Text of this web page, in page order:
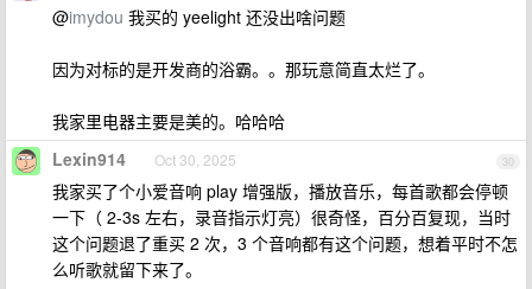
@imydou 我买的 yeelight 还没出啥问题
因为对标的是开发商的浴霸。。那玩意简直太烂了。
我家里电器主要是美的。哈哈哈
30
Lexin914 Oct 30, 2025
我家买了个小爱音响 play 增强版，播放音乐，每首歌都会停顿
一下（ 2-3s 左右，录音指示灯亮）很奇怪，百分百复现，当时
这个问题退了重买 2 次，3 个音响都有这个问题，想着平时不怎
么听歌就留下来了。